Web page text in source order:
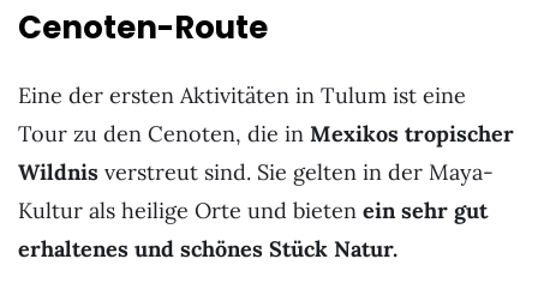
Cenoten-Route
Eine der ersten Aktivitäten in Tulum ist eine
Tour zu den Cenoten, die in Mexikos tropischer
Wildnis verstreut sind. Sie gelten in der Maya-
Kultur als heilige Orte und bieten ein sehr gut
erhaltenes und schönes Stück Natur.